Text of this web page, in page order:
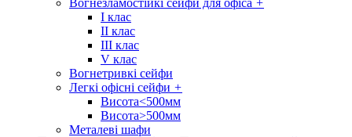
Вогнезламостійкі сейфи для офіса +
I клас
II клас
III клас
V клас
Вогнетривкі сейфи
Легкі офісні сейфи +
Висота<500мм
Висота>500мм
Металеві шафи